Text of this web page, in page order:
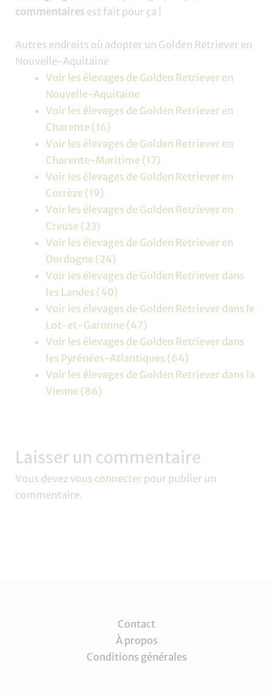
commentaires est fait pour ça !
Autres endroits où adopter un Golden Retriever en
Nouvelle-Aquitaine
Voir les élevages de Golden Retriever en
Nouvelle-Aquitaine
Voir les élevages de Golden Retriever en
Charente (16)
Voir les élevages de Golden Retriever en
Charente-Maritime (17)
Voir les élevages de Golden Retriever en
Corrèze (19)
Voir les élevages de Golden Retriever en
Creuse (23)
Voir les élevages de Golden Retriever en
Dordogne (24)
Voir les élevages de Golden Retriever dans
les Landes (40)
Voir les élevages de Golden Retriever dans le
Lot-et-Garonne (47)
Voir les élevages de Golden Retriever dans
les Pyrénées-Atlantiques (64)
Voir les élevages de Golden Retriever dans la
Vienne (86)
Laisser un commentaire
Vous devezvous connecter pour publier un
commentaire.
Contact
À propos
Conditions générales